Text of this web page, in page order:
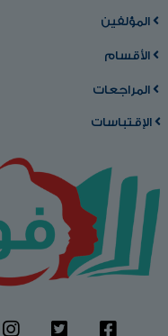
المؤلفين
الأقسام
المراجعات
الإقتباسات